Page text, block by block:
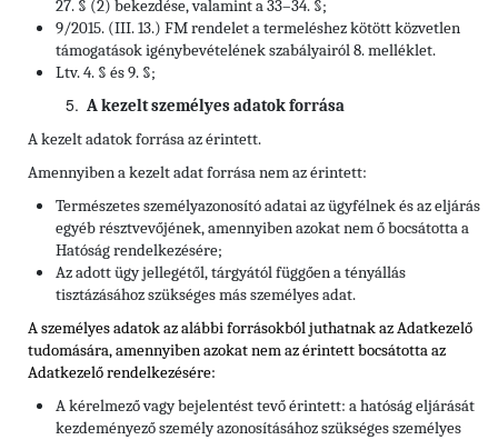
27. § (2) bekezdése, valamint a 33–34. §;
9/2015. (III. 13.) FM rendelet a termeléshez kötött közvetlen
támogatások igénybevételének szabályairól 8. melléklet.
Ltv. 4. § és 9. §;
A kezelt személyes adatok forrása
A kezelt adatok forrása az érintett.
Amennyiben a kezelt adat forrása nem az érintett:
Természetes személyazonosító adatai az ügyfélnek és az eljárás
egyéb résztvevőjének, amennyiben azokat nem ő bocsátotta a
Hatóság rendelkezésére;
Az adott ügy jellegétől, tárgyától függően a tényállás
tisztázásához szükséges más személyes adat.
A személyes adatok az alábbi forrásokból juthatnak az Adatkezelő
tudomására, amennyiben azokat nem az érintett bocsátotta az
Adatkezelő rendelkezésére:
A kérelmező vagy bejelentést tevő érintett: a hatóság eljárását
kezdeményező személy azonosításához szükséges személyes